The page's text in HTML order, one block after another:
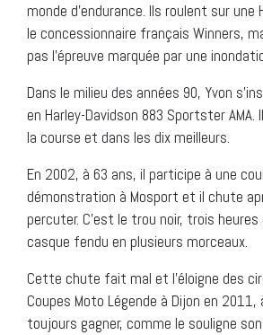
monde d’endurance. Ils roulent sur une
le concessionnaire français Winners,
pas l’épreuve marquée par une
Dans le milieu des années 90, Yvon
en Harley-Davidson 883 Sportster
la course et dans les dix meilleurs.
En 2002, à 63 ans, il participe à une
démonstration à Mosport et il chute
percuter. C’est le trou noir, trois
casque fendu en plusieurs morceaux.
Cette chute fait mal et l’éloigne des
Coupes Moto Légende à Dijon en
toujours gagner, comme le souligne